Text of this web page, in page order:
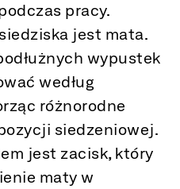
pracy.
jest mata.
wypustek
według
różnorodne
siedzeniowej.
jest zacisk, który
maty w